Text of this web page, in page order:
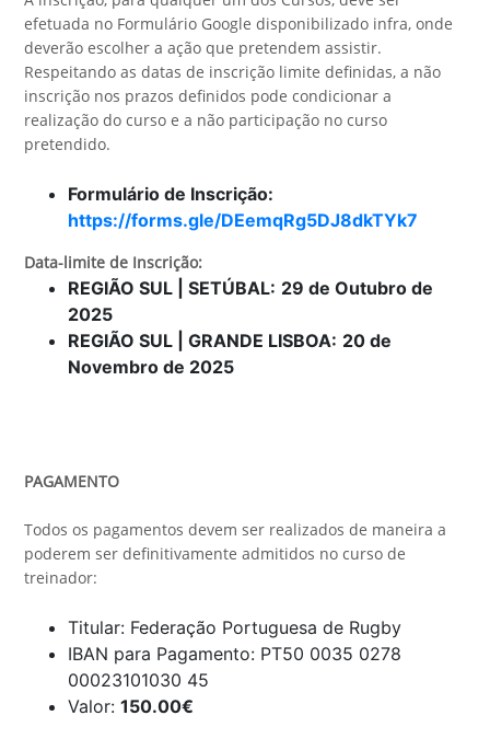
efetuada no Formulário Google disponibilizado infra, onde
deverão escolher a ação que pretendem assistir.
Respeitando as datas de inscrição limite definidas, a não
inscrição nos prazos definidos pode condicionar a
realização do curso e a não participação no curso
pretendido.
Formulário de Inscrição:
https://forms.gle/DEemqRg5DJ8dkTYk7
Data-limite de Inscrição:
REGIÃO SUL | SETÚBAL: 29 deOutubro de
2025
REGIÃO SUL | GRANDE LISBOA: 20 de
Novembro de 2025
PAGAMENTO
Todos os pagamentos devem ser realizados de maneira a
poderem ser definitivamente admitidos no curso de
treinador:
Titular: Federação Portuguesa de Rugby
IBAN para Pagamento: PT50 0035 0278
00023101030 45
Valor:150.00€